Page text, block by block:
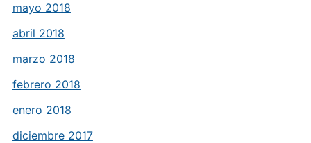
mayo 2018
abril 2018
marzo 2018
febrero 2018
enero 2018
diciembre 2017